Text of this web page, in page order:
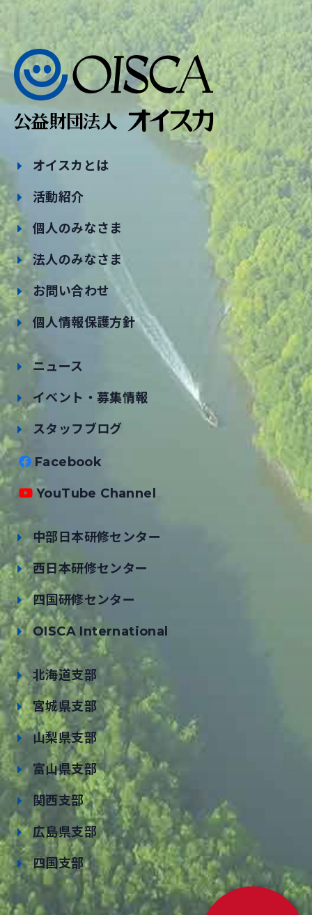
オイスカとは
活動紹介
個人のみなさま
法人のみなさま
お問い合わせ
個人情報保護方針
ニュース
イベント・募集情報
スタッフブログ
Facebook
YouTube Channel
中部日本研修センター
西日本研修センター
四国研修センター
OISCA International
北海道支部
宮城県支部
山梨県支部
富山県支部
関西支部
広島県支部
四国支部